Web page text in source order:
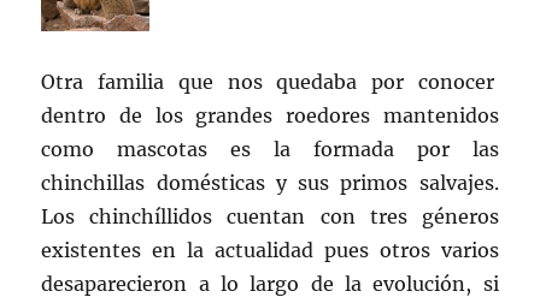
Otra familia que nos quedaba por conocer
dentro de los grandes roedores mantenidos
como mascotas es la formada por las
chinchillas domésticas y sus primos salvajes.
Los chinchíllidos cuentan con tres géneros
existentes en la actualidad pues otros varios
desaparecieron a lo largo de la evolución, si